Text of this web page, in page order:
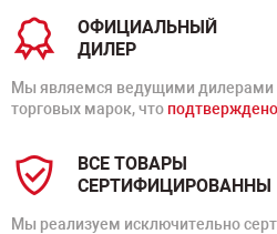
ОФИЦИАЛЬНЫЙ
ДИЛЕР
Мы являемся ведущими дилерами
торговых марок, что
ВСЕ ТОВАРЫ
СЕРТИФИЦИРОВАННЫ
Мы реализуем исключительно